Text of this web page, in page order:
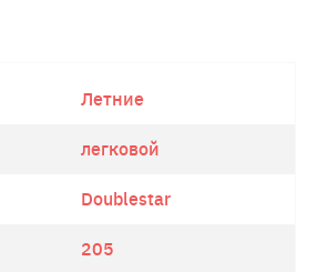
Летние
легковой
Doublestar
205